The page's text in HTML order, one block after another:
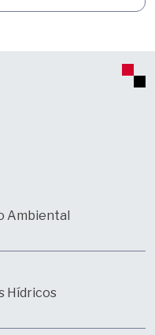
Ambiental
Hídricos